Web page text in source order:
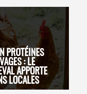
PROTÉINES
: LE
APPORTE
LOCALES